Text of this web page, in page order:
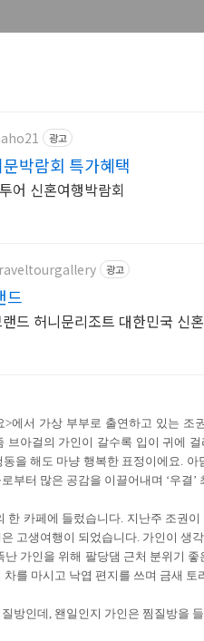
광고
박람회 특가혜택
어 신혼여행박람회
광고
드
드 허니문리조트 대한민국 신
>에서 가상 부부로 출연하고 있는
브아걸의 가인이 갈수록 입이 귀에
을 해도 마냥 행복한 표정이에요.
부터 많은 공감을 이끌어내며 ‘우결
한 카페에 들렀습니다. 지난주 조권
고생여행이 되었습니다. 가인이 생
가인을 위해 팔당댐 근처 분위기
를 마시고 낙엽 편지를 쓰며 금새
방인데, 왠일인지 가인은 찜질방을